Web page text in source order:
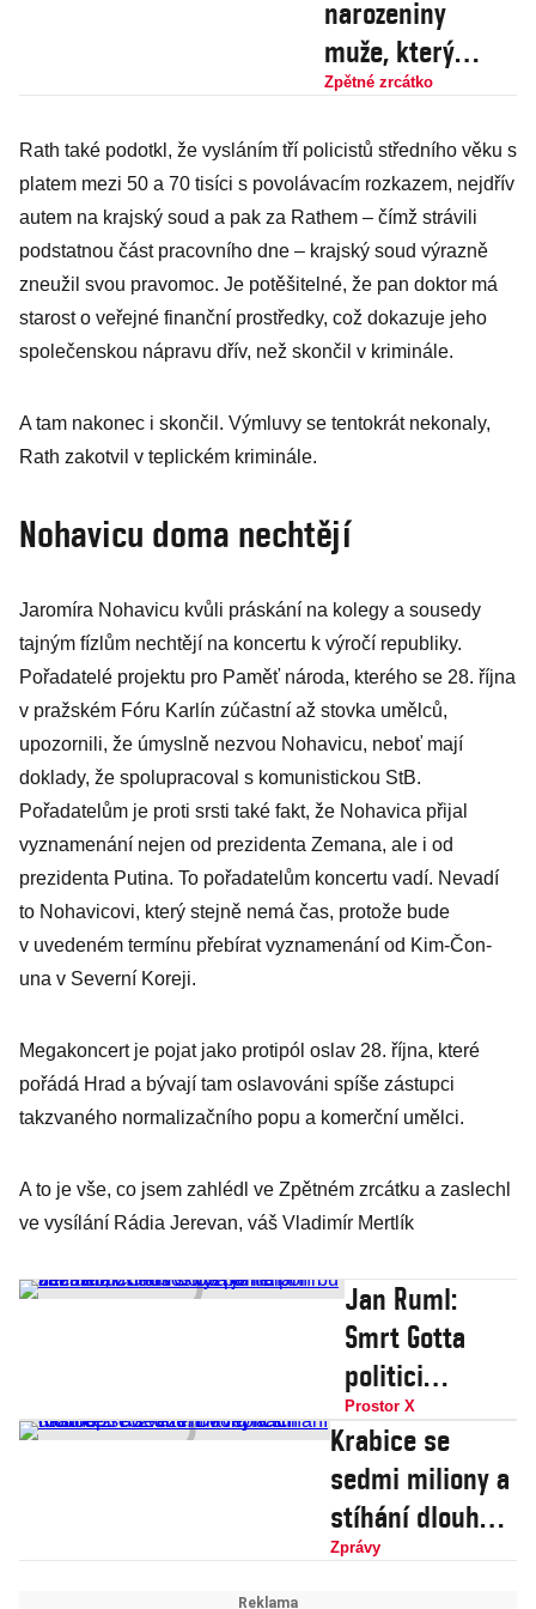
narozeniny
muže, který
neměl žádný hit,
změnil životy nás
všech
Zpětné zrcátko
Rath také podotkl, že vysláním tří policistů středního věku s
platem mezi 50 a 70 tisíci s povolávacím rozkazem, nejdřív
autem na krajský soud a pak za Rathem – čímž strávili
podstatnou část pracovního dne – krajský soud výrazně
zneužil svou pravomoc. Je potěšitelné, že pan doktor má
starost o veřejné finanční prostředky, což dokazuje jeho
společenskou nápravu dřív, než skončil v kriminále.
A tam nakonec i skončil. Výmluvy se tentokrát nekonaly,
Rath zakotvil v teplickém kriminále.
Nohavicu doma nechtějí
Jaromíra Nohavicu kvůli práskání na kolegy a sousedy
tajným fízlům nechtějí na koncertu k výročí republiky.
Pořadatelé projektu pro Paměť národa, kterého se 28. října
v pražském Fóru Karlín zúčastní až stovka umělců,
upozornili, že úmyslně nezvou Nohavicu, neboť mají
doklady, že spolupracoval s komunistickou StB.
Pořadatelům je proti srsti také fakt, že Nohavica přijal
vyznamenání nejen od prezidenta Zemana, ale i od
prezidenta Putina. To pořadatelům koncertu vadí. Nevadí
to Nohavicovi, který stejně nemá čas, protože bude
v uvedeném termínu přebírat vyznamenání od Kim-Čon-
una v Severní Koreji.
Megakoncert je pojat jako protipól oslav 28. října, které
pořádá Hrad a bývají tam oslavováni spíše zástupci
takzvaného normalizačního popu a komerční umělci.
A to je vše, co jsem zahlédl ve Zpětném zrcátku a zaslechl
ve vysílání Rádia Jerevan, váš Vladimír Mertlík
Jan Ruml:
Smrt Gotta
politici
zneužili,
Chramostová
je na pohřbu
nechtěla.
Klaus si
Prostor X
Krabice se
sedmi miliony a
stíhání dlouhé 2
702 dnů. David
Zprávy